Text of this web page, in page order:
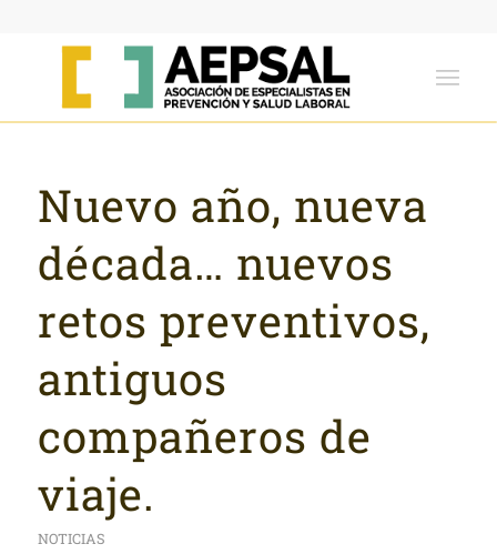
Nuevo año, nueva
década… nuevos
retos preventivos,
antiguos
compañeros de
viaje.
NOTICIAS